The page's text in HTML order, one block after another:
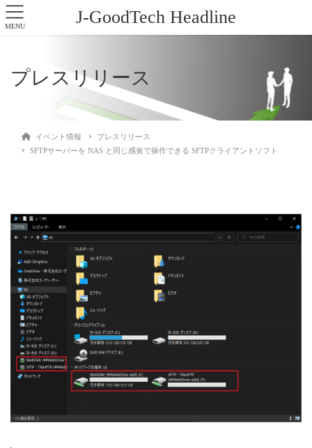
J-GoodTech Headline
プレスリリース
イベント情報
プレスリリース
SFTPサーバーを NAS と同じ感覚で操作できる SFTPクライアントソフト
MENU